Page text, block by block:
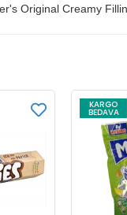
Original Creamy
KARGO
BEDAVA